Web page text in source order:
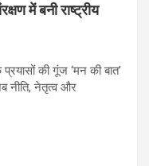
में बनी राष्ट्रीय
की गूंज ‘मन की बात’
नीति, नेतृत्व और